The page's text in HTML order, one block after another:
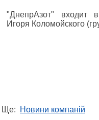
"ДнепрАзот" входит
Игоря Коломойского
Ще: Новини компаній